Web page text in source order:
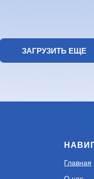
ЗАГРУЗИТЬ ЕЩЕ
Главная